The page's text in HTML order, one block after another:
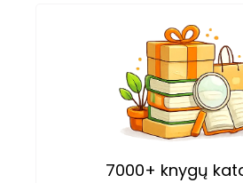
7000+ knygų